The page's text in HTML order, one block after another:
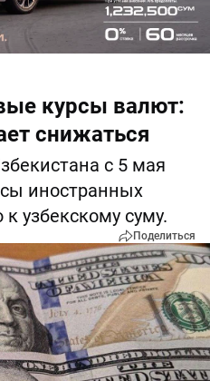
курсы валют:
снижаться
с 5 мая
иностранных
узбекскому суму.
Поделиться